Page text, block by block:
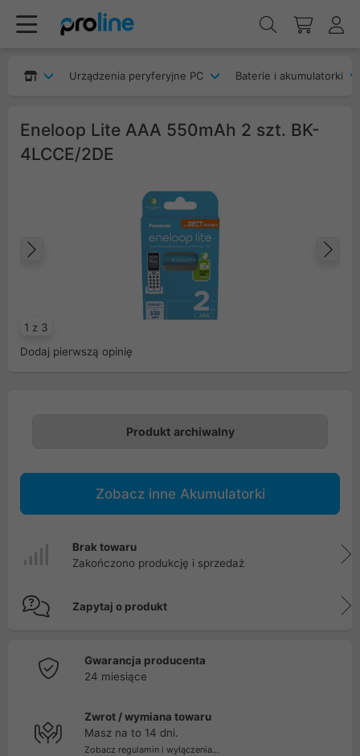
Urządzenia peryferyjne PC Baterie i akumulatorki
Eneloop Lite AAA 550mAh 2 szt. BK-
4LCCE/2DE
1 z 3
Poprzedni
Dodaj pierwszą opinię
Produkt archiwalny
Zobacz inne Akumulatorki
Brak towaru
Zakończono produkcję i sprzedaż
Zapytaj o produkt
Gwarancja producenta
24 miesiące
Zwrot / wymiana towaru
Masz na to 14 dni.
Zobacz regulamin i wyłączenia...